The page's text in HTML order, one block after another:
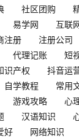
社区团购
易学网 互联
注册 注册公司
代理记账
短
识产权 抖音运
自学教程
常用
游戏攻略
心
汉语知识
好
网络知识